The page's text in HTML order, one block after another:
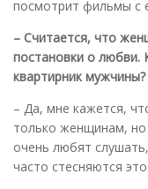
посмотрит фильмы с
– Считается, что
постановки о любви.
квартирник мужчины?
– Да, мне кажется,
только женщинам,
очень любят
часто стесняются